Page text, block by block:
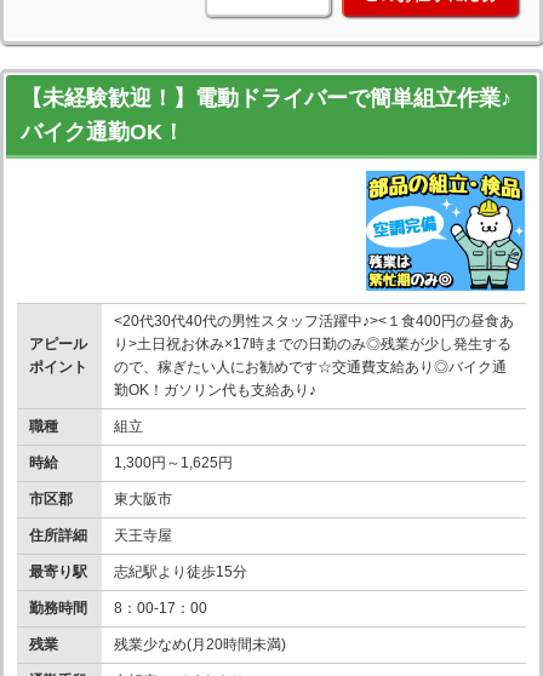
【未経験歓迎！】電動ドライバーで簡単組立作業♪
バイク通勤OK！
アピール
ポイント
<20代30代40代の男性スタッフ活躍中♪><１食400円の昼食あ
り>土日祝お休み×17時までの日勤のみ◎残業が少し発生する
ので、稼ぎたい人にお勧めです☆交通費支給あり◎バイク通
勤OK！ガソリン代も支給あり♪
職種 組立
時給 1,300円～1,625円
市区郡 東大阪市
住所詳細 天王寺屋
最寄り駅 志紀駅より徒歩15分
勤務時間 8：00-17：00
残業 残業少なめ(月20時間未満)